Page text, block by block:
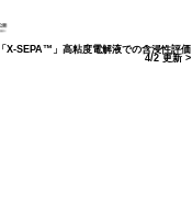
「X-SEPA™」高粘度電解液での含浸性評価
4/2 更新 >